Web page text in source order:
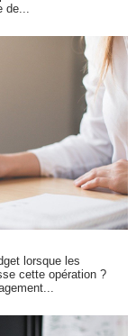
lorsque les
cette opération ?